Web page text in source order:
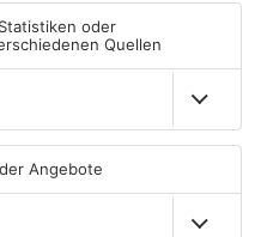
TOPNEWS